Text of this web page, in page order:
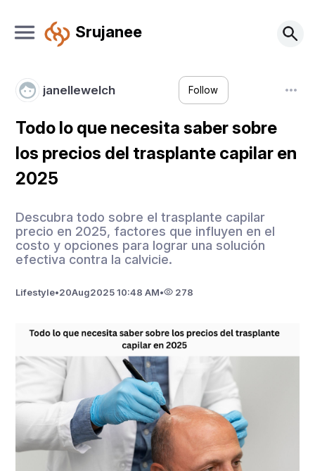
Srujanee
janellewelch Follow
Todo lo que necesita saber sobre
los precios del trasplante capilar en
2025
Descubra todo sobre el trasplante capilar
precio en 2025, factores que influyen en el
costo y opciones para lograr una solución
efectiva contra la calvicie.
Lifestyle•20Aug2025 10:48 AM• 278